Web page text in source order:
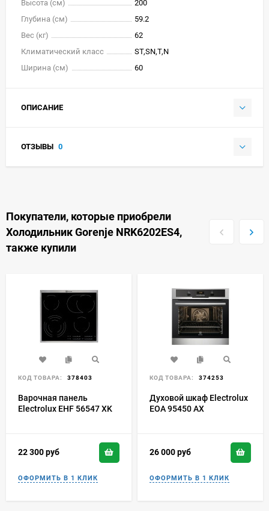
Высота (см)
200
Глубина (см)
59.2
Вес (кг)
62
Климатический класс
ST,SN,T,N
Ширина (см)
60
ОПИСАНИЕ
ОТЗЫВЫ 0
Покупатели, которые приобрели
Холодильник Gorenje NRK6202ES4,
также купили
КОД ТОВАРА: 378403
Варочная панель
Electrolux EHF 56547 XK
22 300руб
КОД ТОВАРА: 374253
Духовой шкаф Electrolux
EOA 95450 AX
26 000руб